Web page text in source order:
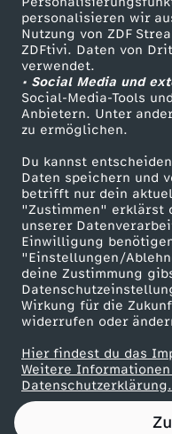
personalisieren wir
Nutzung von ZDF
ZDFtivi. Daten von
verwendet.
• Social Media und
Social-Media-Tools
Anbietern. Unter
zu ermöglichen.
Du kannst
Daten speichern und
betrifft nur dein
"Zustimmen" erklärst
unserer
Einwilligung
"Einstellungen/
deine Zustimmung
Wirkung für die
widerrufen oder
Hier findest du das
Weitere
Datenschutzerklärung.
d
a
s
J
U
N
G
F
R
A
ZDF Unternehmen
Karriere
ZDF goes Schule
Werbefernsehen
Mainzelmännchen
Partner